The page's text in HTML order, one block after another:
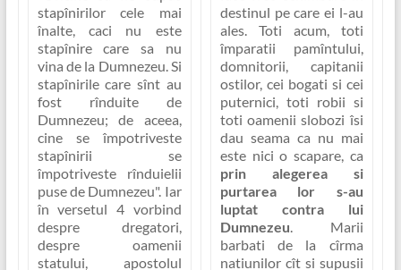
stapînirilor cele mai
înalte, caci nu este
stapînire care sa nu
vina de la Dumnezeu. Si
stapînirile care sînt au
fost rînduite de
Dumnezeu; de aceea,
cine se împotriveste
stapînirii se
împotriveste rînduielii
puse de Dumnezeu". Iar
în versetul 4 vorbind
despre dregatori,
despre oamenii
statului, apostolul
destinul pe care ei l-au
ales. Toti acum, toti
împaratii pamîntului,
domnitorii, capitanii
ostilor, cei bogati si cei
puternici, toti robii si
toti oamenii slobozi îsi
dau seama ca nu mai
este nici o scapare, ca
prin alegerea si
purtarea lor s-au
luptat contra lui
Dumnezeu. Marii
barbati de la cîrma
natiunilor cît si supusii